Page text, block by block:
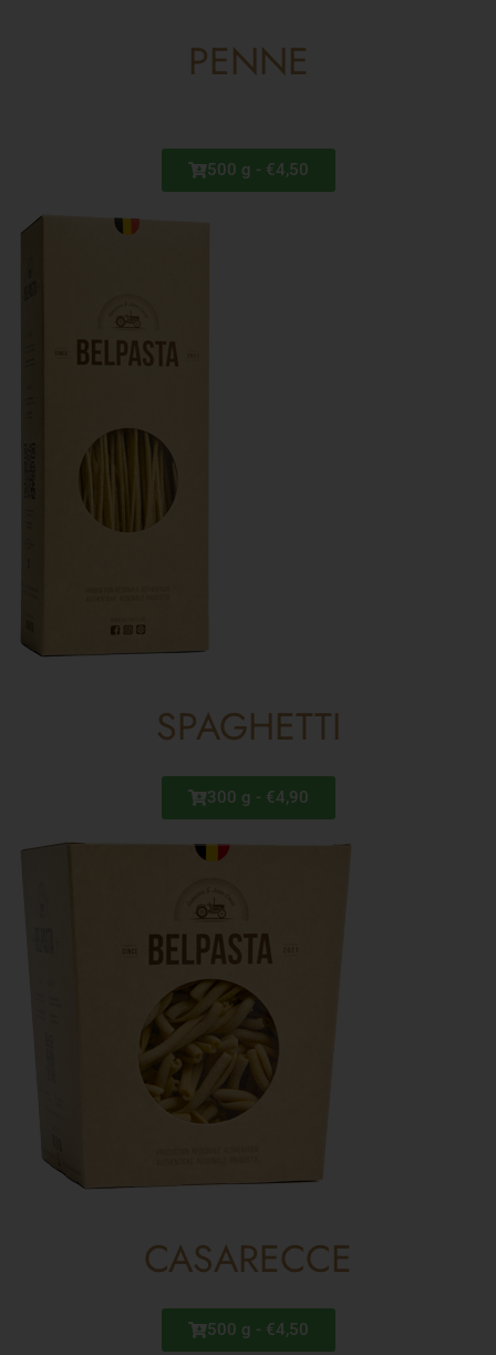
PENNE
500 g - €4,50
SPAGHETTI
300 g - €4,90
CASARECCE
500 g - €4,50